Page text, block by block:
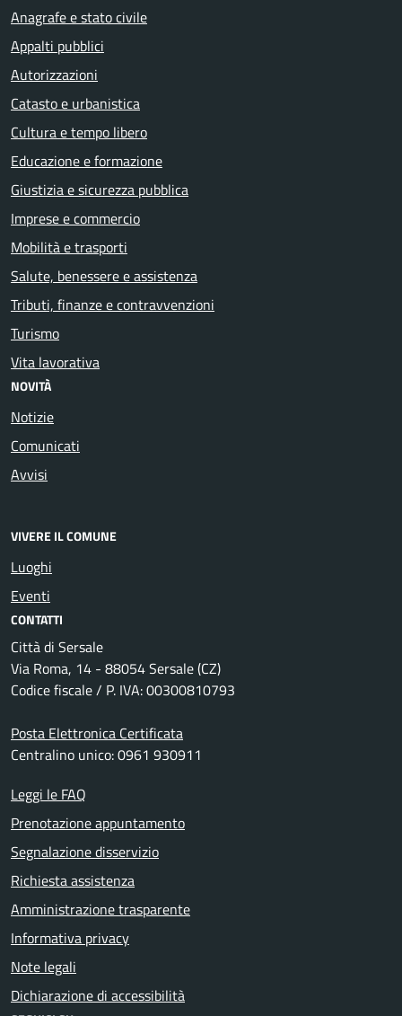
Anagrafe e stato civile
Appalti pubblici
Autorizzazioni
Catasto e urbanistica
Cultura e tempo libero
Educazione e formazione
Giustizia e sicurezza pubblica
Imprese e commercio
Mobilità e trasporti
Salute, benessere e assistenza
Tributi, finanze e contravvenzioni
Turismo
Vita lavorativa
NOVITÀ
Notizie
Comunicati
Avvisi
VIVERE IL COMUNE
Luoghi
Eventi
CONTATTI
Città di Sersale
Via Roma, 14 - 88054 Sersale (CZ)
Codice fiscale / P. IVA: 00300810793
Posta Elettronica Certificata
Centralino unico: 0961 930911
Leggi le FAQ
Prenotazione appuntamento
Segnalazione disservizio
Richiesta assistenza
Amministrazione trasparente
Informativa privacy
Note legali
Dichiarazione di accessibilità